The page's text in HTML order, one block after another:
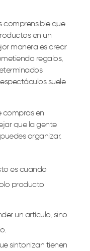
comprensible que
en un
manera es crear
regalos,
suele
compras en
que la gente
organizar.
es cuando
producto
un artículo, sino
sintonizan tienen